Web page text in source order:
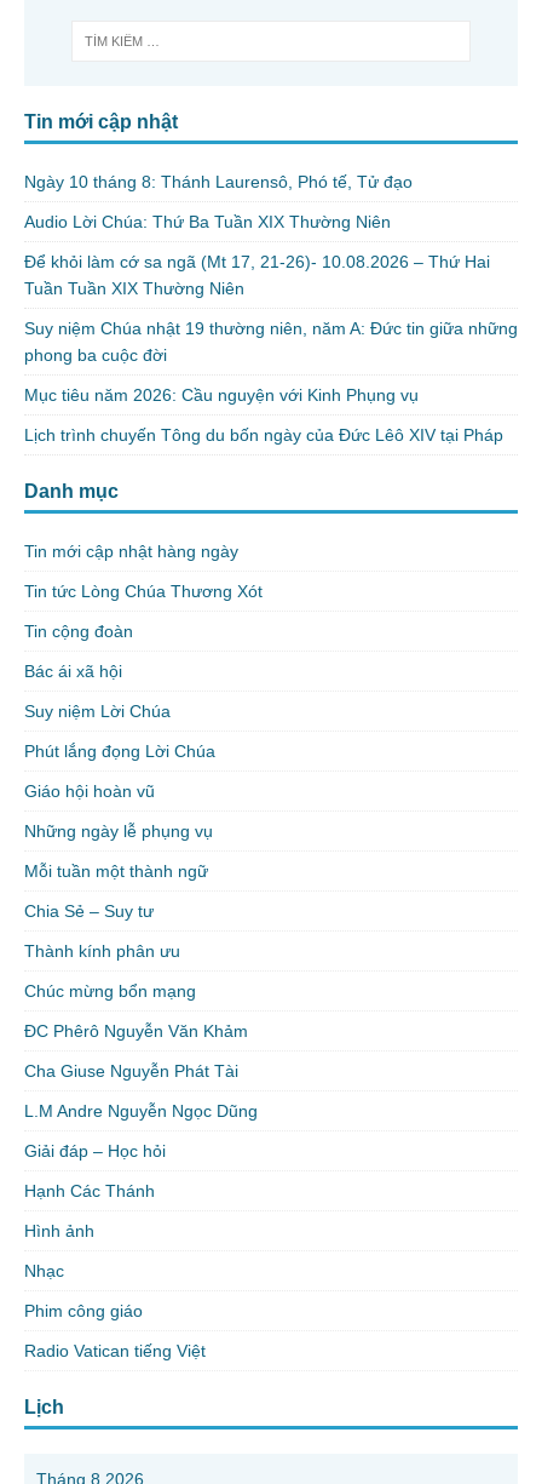
Tin mới cập nhật
Ngày 10 tháng 8: Thánh Laurensô, Phó tế, Tử đạo
Audio Lời Chúa: Thứ Ba Tuần XIX Thường Niên
Để khỏi làm cớ sa ngã (Mt 17, 21-26)- 10.08.2026 – Thứ Hai
Tuần Tuần XIX Thường Niên
Suy niệm Chúa nhật 19 thường niên, năm A: Đức tin giữa những
phong ba cuộc đời
Mục tiêu năm 2026: Cầu nguyện với Kinh Phụng vụ
Lịch trình chuyến Tông du bốn ngày của Đức Lêô XIV tại Pháp
Danh mục
Tin mới cập nhật hàng ngày
Tin tức Lòng Chúa Thương Xót
Tin cộng đoàn
Bác ái xã hội
Suy niệm Lời Chúa
Phút lắng đọng Lời Chúa
Giáo hội hoàn vũ
Những ngày lễ phụng vụ
Mỗi tuần một thành ngữ
Chia Sẻ – Suy tư
Thành kính phân ưu
Chúc mừng bổn mạng
ĐC Phêrô Nguyễn Văn Khảm
Cha Giuse Nguyễn Phát Tài
L.M Andre Nguyễn Ngọc Dũng
Giải đáp – Học hỏi
Hạnh Các Thánh
Hình ảnh
Nhạc
Phim công giáo
Radio Vatican tiếng Việt
Lịch
Tháng 8 2026